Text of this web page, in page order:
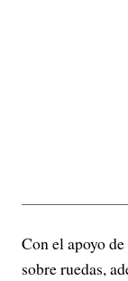
Con el apoyo
sobre ruedas,